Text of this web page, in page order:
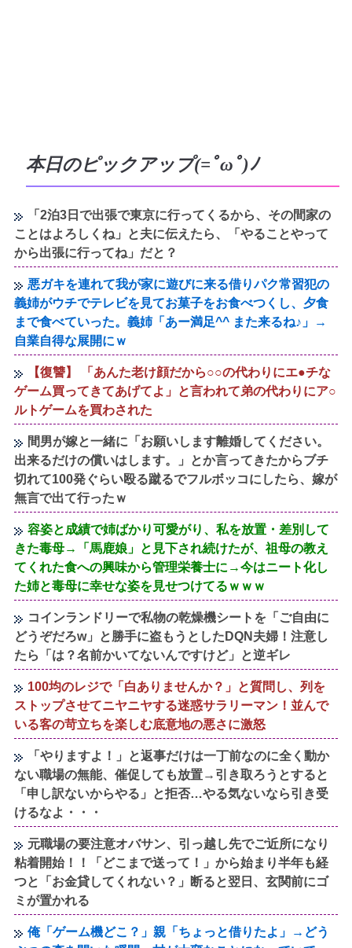
本日のピックアップ(=ﾟωﾟ)ﾉ
「2泊3日で出張で東京に行ってくるから、その間家の
ことはよろしくね」と夫に伝えたら、「やることやって
から出張に行ってね」だと？
悪ガキを連れて我が家に遊びに来る借りパク常習犯の
義姉がウチでテレビを見てお菓子をお食べつくし、夕食
まで食べていった。義姉「あー満足^^ また来るね♪」→
自業自得な展開にｗ
【復讐】 「あんた老け顔だから○○の代わりにエ●チな
ゲーム買ってきてあげてよ」と言われて弟の代わりにア○
ルトゲームを買わされた
間男が嫁と一緒に「お願いします離婚してください。
出来るだけの償いはします。」とか言ってきたからブチ
切れて100発ぐらい殴る蹴るでフルボッコにしたら、嫁が
無言で出て行ったｗ
容姿と成績で姉ばかり可愛がり、私を放置・差別して
きた毒母→「馬鹿娘」と見下され続けたが、祖母の教え
てくれた食への興味から管理栄養士に→今はニート化し
た姉と毒母に幸せな姿を見せつけてるｗｗｗ
コインランドリーで私物の乾燥機シートを「ご自由に
どうぞだろw」と勝手に盗もうとしたDQN夫婦！注意し
たら「は？名前かいてないんですけど」と逆ギレ
100均のレジで「白ありませんか？」と質問し、列を
ストップさせてニヤニヤする迷惑サラリーマン！並んで
いる客の苛立ちを楽しむ底意地の悪さに激怒
「やりますよ！」と返事だけは一丁前なのに全く動か
ない職場の無能、催促しても放置→引き取ろうとすると
「申し訳ないからやる」と拒否…やる気ないなら引き受
けるなよ・・・
元職場の要注意オバサン、引っ越し先でご近所になり
粘着開始！！「どこまで送って！」から始まり半年も経
つと「お金貸してくれない？」断ると翌日、玄関前にゴ
ミが置かれる
俺「ゲーム機どこ？」親「ちょっと借りたよ」→どう